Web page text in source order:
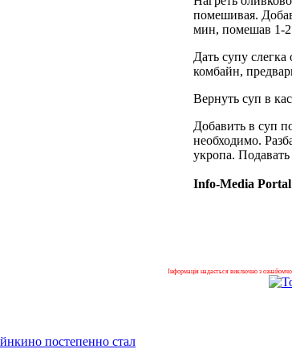
помешивая.
мин, помешав 1-2
Дать супу
комбайн,
Вернуть суп в
Добавить в суп
необходимо.
укропа. Подавать
Info-Media
Інформація надається виключно з
постепенно стал